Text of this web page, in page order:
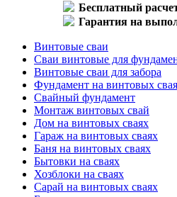
Бесплатный
Гарантия на
Винтовые сваи
Сваи винтовые для
Винтовые сваи для забора
Фундамент на винтовых
Свайный фундамент
Монтаж винтовых свай
Дом на винтовых сваях
Гараж на винтовых сваях
Баня на винтовых сваях
Бытовки на сваях
Хозблоки на сваях
Сарай на винтовых сваях